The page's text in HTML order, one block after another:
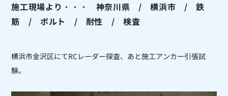
施工現場より・・・ 神奈川県 / 横浜市 / 鉄
筋 / ボルト / 耐性 / 検査
横浜市金沢区にてRCレーダー探査、あと施工アンカー引張試
験。